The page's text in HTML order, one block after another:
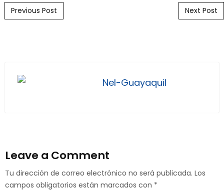
Post navigation
Previous Post Next Post
Nel-Guayaquil
Leave a Comment
Tu dirección de correo electrónico no será publicada. Los
campos obligatorios están marcados con *